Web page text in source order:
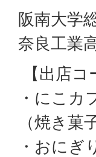
阪南大学
奈良工業
【出店コ
・にこカ
（焼き
・おにぎ